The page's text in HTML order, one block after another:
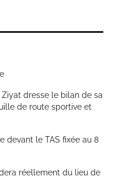
Ziyat dresse le bilan de sa
de route sportive et
devant le TAS fixée au 8
réellement du lieu de